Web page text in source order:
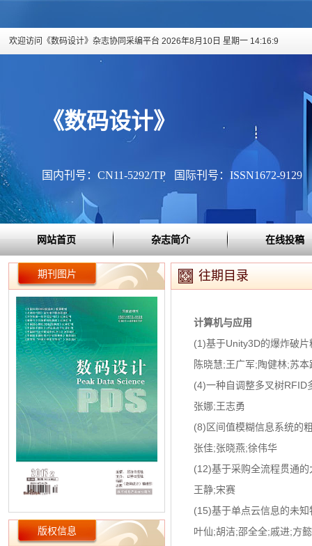
欢迎访问《数码设计》杂志协同采编平台 2026年8月10日 星期一 14:16:10
《数码设计》
国内刊号：CN11-5292/TP 国际刊号：ISSN1672-9129
网站首页 杂志简介 在线投稿
期刊图片
版权信息
往期目录
计算机与应用
(1)基于Unity3D的爆炸破
陈晓慧;王广军;陶健林;苏本
(4)一种自调整多叉树RFID
张娜;王志勇
(8)区间值模糊信息系统的
张佳;张晓燕;徐伟华
(12)基于采购全流程贯通
王静;宋赛
(15)基于单点云信息的未
叶仙;胡洁;邵全全;戚进;方懿